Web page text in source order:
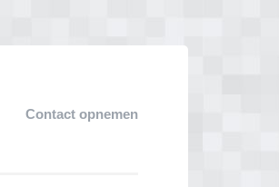
Contact opnemen